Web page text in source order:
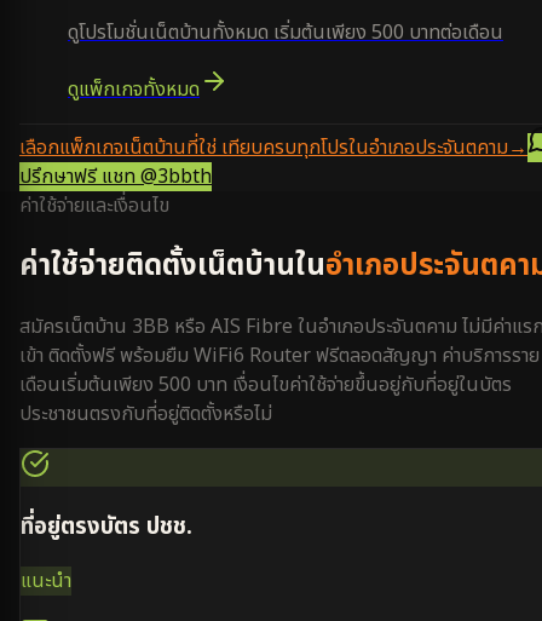
ดูโปรโมชั่นเน็ตบ้านทั้งหมด เริ่มต้นเพียง 500 บาทต่อเดือน
ดูแพ็กเกจทั้งหมด
เลือกแพ็กเกจเน็ตบ้านที่ใช่ เทียบครบทุกโปรในอำเภอประจันตคาม→
ปรึกษาฟรี แชท@3bbth
ค่าใช้จ่ายและเงื่อนไข
ค่าใช้จ่ายติดตั้งเน็ตบ้านในอำเภอประจันตคา
สมัครเน็ตบ้าน 3BB หรือ AIS Fibre ในอำเภอประจันตคาม ไม่มีค่าแร
เข้า ติดตั้งฟรี พร้อมยืม WiFi6 Router ฟรีตลอดสัญญา ค่าบริการราย
เดือนเริ่มต้นเพียง 500 บาท เงื่อนไขค่าใช้จ่ายขึ้นอยู่กับที่อยู่ในบัตร
ประชาชนตรงกับที่อยู่ติดตั้งหรือไม่
ที่อยู่ตรงบัตร ปชช.
แนะนำ